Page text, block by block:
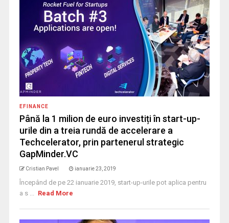
EFINANCE
Până la 1 milion de euro investiți în start-up-
urile din a treia rundă de accelerare a
Techcelerator, prin partenerul strategic
GapMinder.VC
Cristian Pavel ianuarie 23, 2019
Începând de pe 22 ianuarie 2019, start-up-urile pot aplica pentru
a s ... Read More